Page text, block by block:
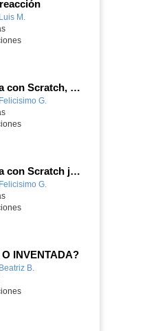
Luis M.
Programa con Scratch, 8 diferentes juegos para vivir la emoción de los partidos de España en el mundial 2026
Felicisimo G.
Programa con Scratch juegos con los partidos del mundial 2026 ganados por España
Felicisimo G.
O INVENTADA?
Beatriz B.